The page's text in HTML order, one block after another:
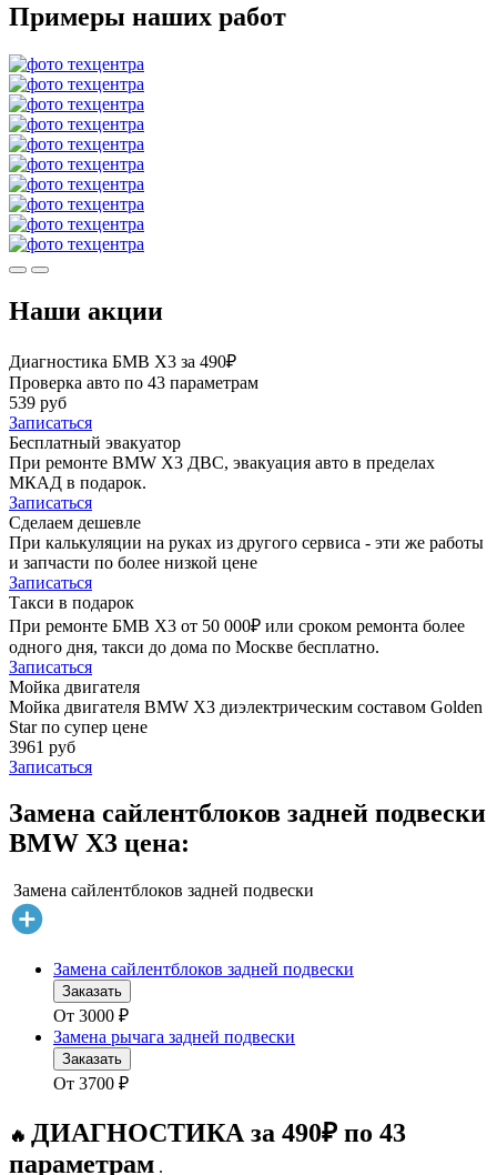
Примеры наших работ
Наши акции
Диагностика БМВ Х3 за 490₽
Проверка авто по 43 параметрам
539 руб
Записаться
Бесплатный эвакуатор
При ремонте BMW X3 ДВС, эвакуация авто в пределах
МКАД в подарок.
Записаться
Сделаем дешевле
При калькуляции на руках из другого сервиса - эти же работы
и запчасти по более низкой цене
Записаться
Такси в подарок
При ремонте БМВ Х3 от 50 000₽ или сроком ремонта более
одного дня, такси до дома по Москве бесплатно.
Записаться
Мойка двигателя
Мойка двигателя BMW X3 диэлектрическим составом Golden
Star по супер цене
3961 руб
Записаться
Замена сайлентблоков задней подвески
BMW X3 цена:
Замена сайлентблоков задней подвески
Замена сайлентблоков задней подвески
Заказать
От 3000 ₽
Замена рычага задней подвески
Заказать
От 3700 ₽
🔥 ДИАГНОСТИКА за 490₽ по 43
параметрам .